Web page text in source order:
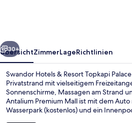
-
All
Inclusive
Weiter
30+
ÜbersichtZimmerLageRichtlinien
Swandor Hotels & Resort Topkapi
Privatstrand mit vielseitigem
Sonnenschirme, Massagen am Strand
Antalium Premium Mall ist mit dem
Wasserpark (kostenlos) und ein